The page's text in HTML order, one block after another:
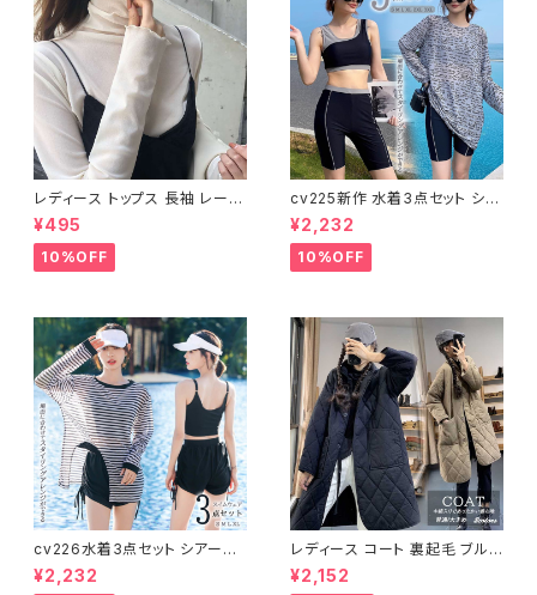
レディース トップス 長袖 レース
タートルネック ファッション 4色
美ライン
¥495
10%OFF
cv225新作 水着3点セット シア
ートップス ラッシュガード 長袖
日焼け防止 体型カバー
¥2,232
10%OFF
cv226水着3点セット シアート
ップス ラッシュガード 長袖 日焼
け防止 体型カバー
¥2,232
レディース コート 裏起毛 ブルゾ
ン ジャンパー ジャケット キルテ
ィング 中綿
¥2,152